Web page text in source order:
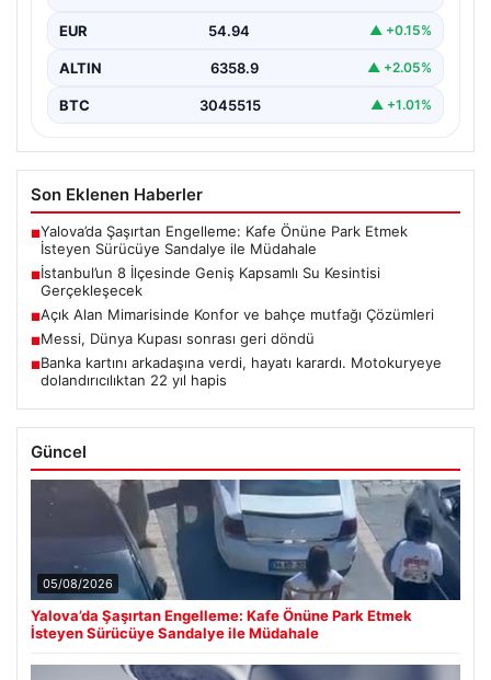
EUR 54.94 ▲ +0.15%
ALTIN 6358.9 ▲ +2.05%
BTC 3045515 ▲ +1.01%
Son Eklenen Haberler
■Yalova’da Şaşırtan Engelleme: Kafe Önüne Park Etmek
İsteyen Sürücüye Sandalye ile Müdahale
■İstanbul’un 8 İlçesinde Geniş Kapsamlı Su Kesintisi
Gerçekleşecek
■Açık Alan Mimarisinde Konfor ve bahçe mutfağı Çözümleri
■Messi, Dünya Kupası sonrası geri döndü
■Banka kartını arkadaşına verdi, hayatı karardı. Motokuryeye
dolandırıcılıktan 22 yıl hapis
Güncel
05/08/2026
Yalova’da Şaşırtan Engelleme: Kafe Önüne Park Etmek
İsteyen Sürücüye Sandalye ile Müdahale